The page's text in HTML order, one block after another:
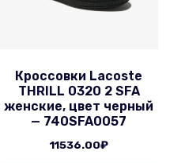
Кроссовки Lacoste
THRILL 0320 2 SFA
женские, цвет черный
— 740SFA0057
11536.00₽